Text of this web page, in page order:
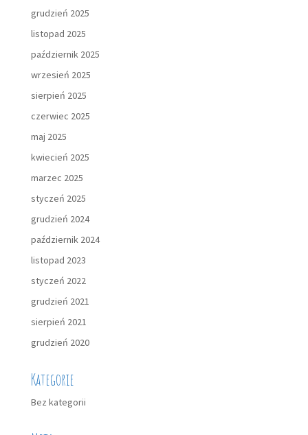
grudzień 2025
listopad 2025
październik 2025
wrzesień 2025
sierpień 2025
czerwiec 2025
maj 2025
kwiecień 2025
marzec 2025
styczeń 2025
grudzień 2024
październik 2024
listopad 2023
styczeń 2022
grudzień 2021
sierpień 2021
grudzień 2020
Kategorie
Bez kategorii